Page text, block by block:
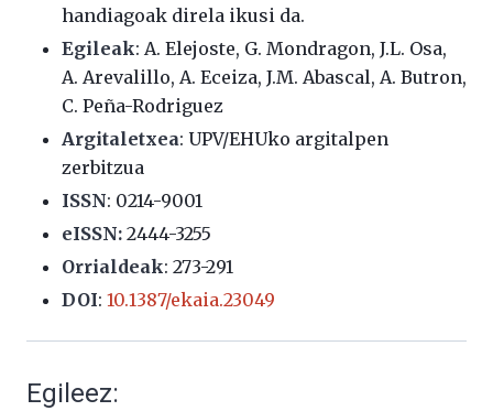
handiagoak direla ikusi da.
Egileak: A. Elejoste, G. Mondragon, J.L. Osa,
A. Arevalillo, A. Eceiza, J.M. Abascal, A. Butron,
C. Peña-Rodriguez
Argitaletxea: UPV/EHUko argitalpen
zerbitzua
ISSN: 0214-9001
eISSN: 2444-3255
Orrialdeak: 273-291
DOI: 10.1387/ekaia.23049
Egileez: